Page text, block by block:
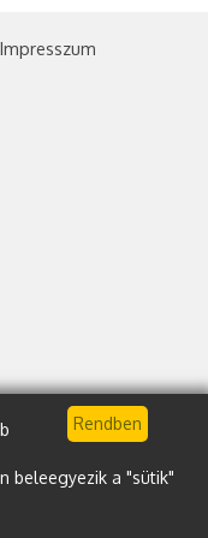
beleegyezik a "sütik"
Impresszum